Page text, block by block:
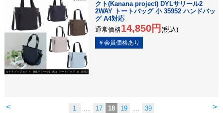
クト(Kanana project) DYLサリール2
2WAY トートバッグ 小 35952 ハンドバッ
グ A4対応
通常価格14,850円 (税込)
< >
1 … 17 18 19 … 39